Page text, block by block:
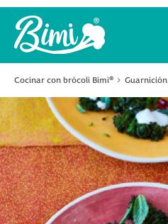
Cocinar con brócoli Bimi® Guarnición